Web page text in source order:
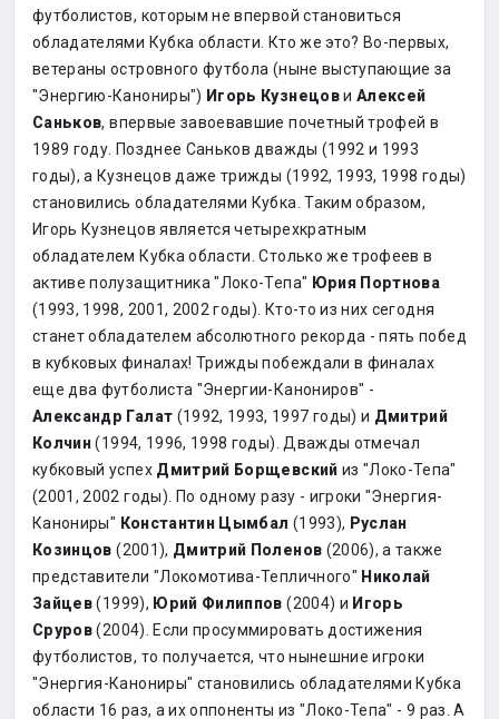
футболистов, которым не впервой становиться
обладателями Кубка области. Кто же это? Во-первых,
ветераны островного футбола (ныне выступающие за
"Энергию-Канониры") Игорь Кузнецови Алексей
Саньков, впервые завоевавшие почетный трофей в
1989 году. Позднее Саньков дважды (1992 и 1993
годы), а Кузнецов даже трижды (1992, 1993, 1998 годы)
становились обладателями Кубка. Таким образом,
Игорь Кузнецов является четырехкратным
обладателем Кубка области. Столько же трофеев в
активе полузащитника "Локо-Тепа" Юрия Портнова
(1993, 1998, 2001, 2002 годы). Кто-то из них сегодня
станет обладателем абсолютного рекорда - пять побед
в кубковых финалах! Трижды побеждали в финалах
еще два футболиста "Энергии-Канониров" -
Александр Галат (1992, 1993, 1997 годы) и Дмитрий
Колчин(1994, 1996, 1998 годы). Дважды отмечал
кубковый успех Дмитрий Борщевский из "Локо-Тепа"
(2001, 2002 годы). По одному разу - игроки "Энергия-
Канониры" Константин Цымбал (1993), Руслан
Козинцов (2001), Дмитрий Поленов (2006), а также
представители "Локомотива-Тепличного" Николай
Зайцев(1999), Юрий Филиппов (2004) и Игорь
Сруров(2004). Если просуммировать достижения
футболистов, то получается, что нынешние игроки
"Энергия-Канониры" становились обладателями Кубка
области 16 раз, а их оппоненты из "Локо-Тепа" - 9 раз. А